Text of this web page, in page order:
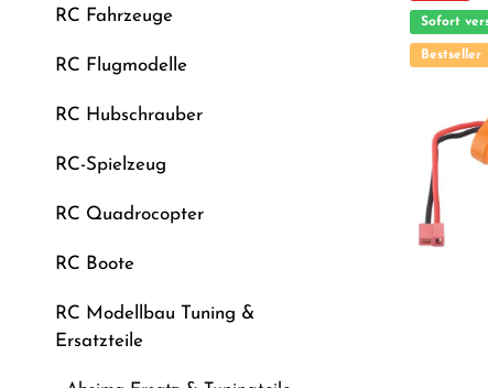
RC Fahrzeuge
RC Flugmodelle
RC Hubschrauber
RC-Spielzeug
RC Quadrocopter
RC Boote
RC Modellbau Tuning &
Ersatzteile
Sofort
Bestseller